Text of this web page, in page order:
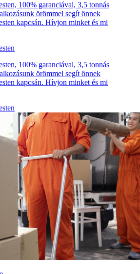
100% garanciával, 3,5 tonnás
örömmel segít önnek
kapcsán. Hívjon minket és mi
100% garanciával, 3,5 tonnás
örömmel segít önnek
kapcsán. Hívjon minket és mi